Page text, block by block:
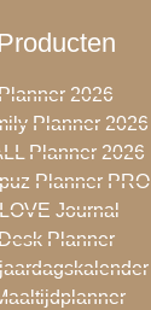
Planner 2026
Planner 2026
Planner 2026
Planner PRO
LOVE Journal
Desk Planner